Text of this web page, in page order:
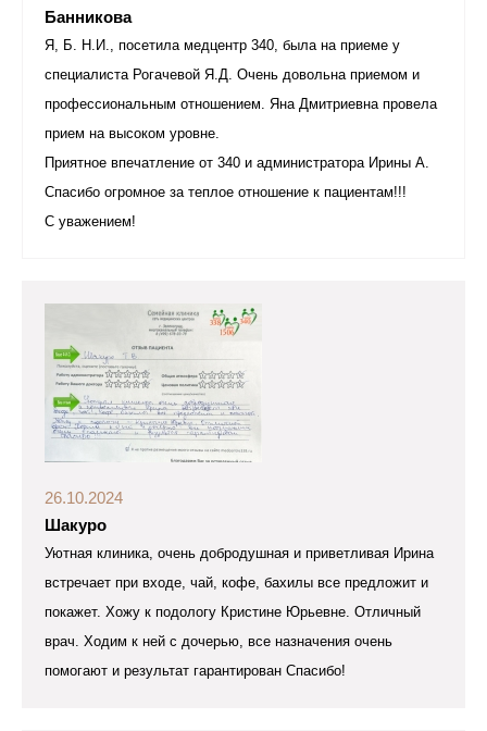
Банникова
Я, Б. Н.И., посетила медцентр 340, была на приеме у
специалиста Рогачевой Я.Д. Очень довольна приемом и
профессиональным отношением. Яна Дмитриевна провела
прием на высоком уровне.
Приятное впечатление от 340 и администратора Ирины А.
Спасибо огромное за теплое отношение к пациентам!!!
С уважением!
26.10.2024
Шакуро
Уютная клиника, очень добродушная и приветливая Ирина
встречает при входе, чай, кофе, бахилы все предложит и
покажет. Хожу к подологу Кристине Юрьевне. Отличный
врач. Ходим к ней с дочерью, все назначения очень
помогают и результат гарантирован Спасибо!